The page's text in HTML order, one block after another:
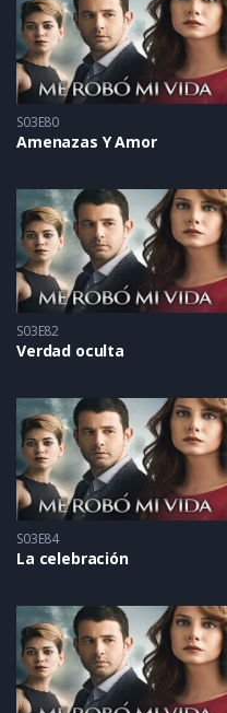
S03E80
Amenazas Y Amor
S03E82
Verdad oculta
S03E84
La celebración